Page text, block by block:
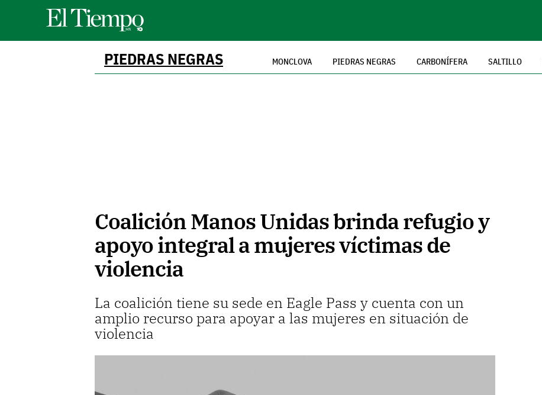
PIEDRAS NEGRAS MONCLOVA PIEDRAS NEGRAS CARBONÍFERA SALTILLO
Coalición Manos Unidas brinda refugio y
apoyo integral a mujeres víctimas de
violencia
La coalición tiene su sede en Eagle Pass y cuenta con un
amplio recurso para apoyar a las mujeres en situación de
violencia